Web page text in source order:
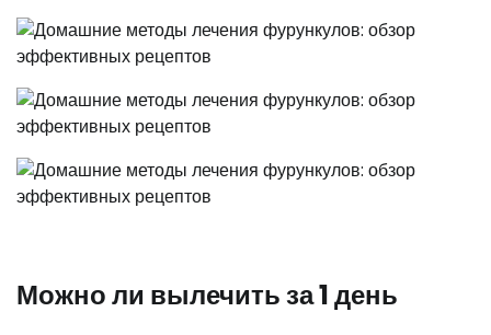
Можно ли вылечить за 1 день